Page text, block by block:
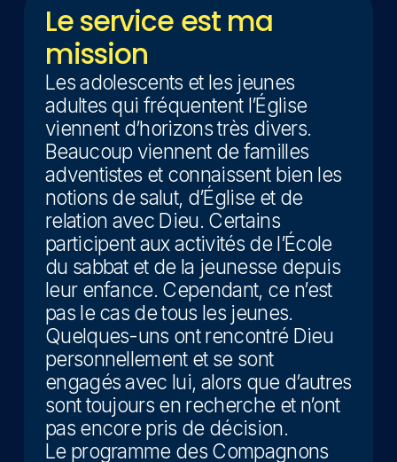
Le service est ma
mission
Les adolescents et les jeunes
adultes qui fréquentent l’Église
viennent d’horizons très divers.
Beaucoup viennent de familles
adventistes et connaissent bien les
notions de salut, d’Église et de
relation avec Dieu. Certains
participent aux activités de l’École
du sabbat et de la jeunesse depuis
leur enfance. Cependant, ce n’est
pas le cas de tous les jeunes.
Quelques-uns ont rencontré Dieu
personnellement et se sont
engagés avec lui, alors que d’autres
sont toujours en recherche et n’ont
pas encore pris de décision.
Le programme des Compagnons